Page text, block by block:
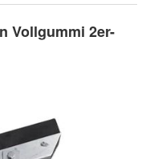
Vollgummi 2er-